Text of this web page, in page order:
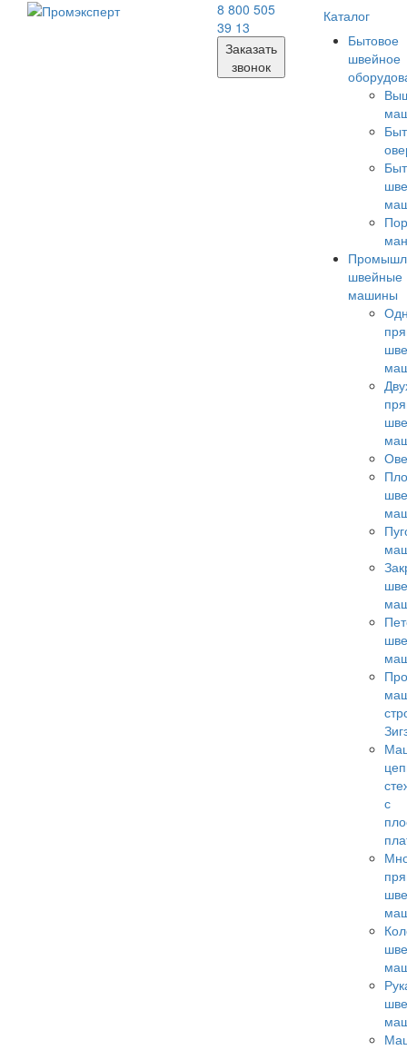
8 800 505
39 13
Заказать
звонок
Каталог
Бытовое
швейное
швейные
машины
с